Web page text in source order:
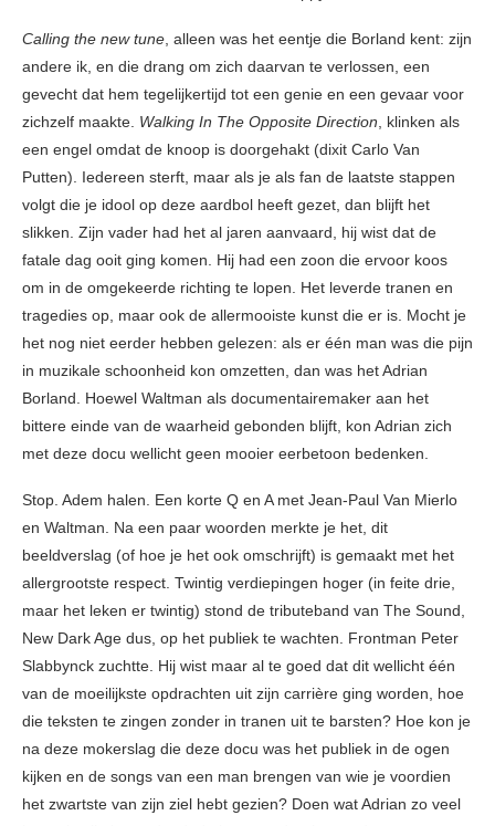
Calling the new tune , alleen was het eentje die Borland kent: zijn
andere ik, en die drang om zich daarvan te verlossen, een
gevecht dat hem tegelijkertijd tot een genie en een gevaar voor
zichzelf maakte. Walking In The Opposite Direction , klinken als
een engel omdat de knoop is doorgehakt (dixit Carlo Van
Putten). Iedereen sterft, maar als je als fan de laatste stappen
volgt die je idool op deze aardbol heeft gezet, dan blijft het
slikken. Zijn vader had het al jaren aanvaard, hij wist dat de
fatale dag ooit ging komen. Hij had een zoon die ervoor koos
om in de omgekeerde richting te lopen. Het leverde tranen en
tragedies op, maar ook de allermooiste kunst die er is. Mocht je
het nog niet eerder hebben gelezen: als er één man was die pijn
in muzikale schoonheid kon omzetten, dan was het Adrian
Borland. Hoewel Waltman als documentairemaker aan het
bittere einde van de waarheid gebonden blijft, kon Adrian zich
met deze docu wellicht geen mooier eerbetoon bedenken.
Stop. Adem halen. Een korte Q en A met Jean-Paul Van Mierlo
en Waltman. Na een paar woorden merkte je het, dit
beeldverslag (of hoe je het ook omschrijft) is gemaakt met het
allergrootste respect. Twintig verdiepingen hoger (in feite drie,
maar het leken er twintig) stond de tributeband van The Sound,
New Dark Age dus, op het publiek te wachten. Frontman Peter
Slabbynck zuchtte. Hij wist maar al te goed dat dit wellicht één
van de moeilijkste opdrachten uit zijn carrière ging worden, hoe
die teksten te zingen zonder in tranen uit te barsten? Hoe kon je
na deze mokerslag die deze docu was het publiek in de ogen
kijken en de songs van een man brengen van wie je voordien
het zwartste van zijn ziel hebt gezien? Doen wat Adrian zo veel